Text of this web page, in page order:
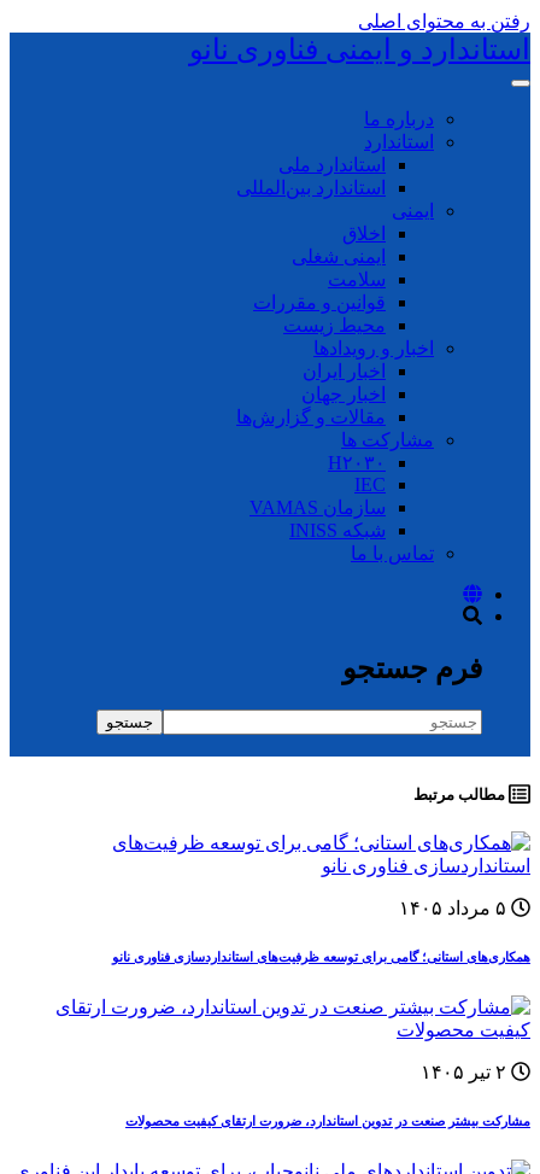
رفتن به محتوای اصلی
استاندارد و ایمنی فناوری نانو
درباره ما
استاندارد
استاندارد ملی
استاندارد بین‌المللی
ایمنی
اخلاق
ایمنی شغلی
سلامت
قوانین و مقررات
محیط زیست
اخبار و رویدادها
اخبار ایران
اخبار جهان
مقالات و گزارش‌ها
مشارکت ها
H۲۰۳۰
IEC
سازمان VAMAS
شبکه INISS
تماس با ما
فرم جستجو
جستجو
مطالب مرتبط
همکاری‌های استانی؛ گامی برای توسعه ظرفیت‌های استانداردسازی فناوری نانو
مشارکت بیشتر صنعت در تدوین استاندارد، ضرورت ارتقای کیفیت محصولات